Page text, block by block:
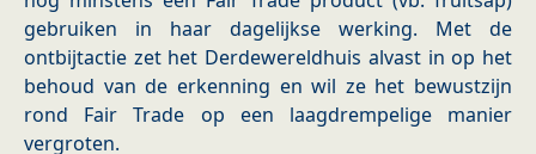
gebruiken in haar dagelijkse werking. Met de
ontbijtactie zet het Derdewereldhuis alvast in op het
behoud van de erkenning en wil ze het bewustzijn
rond Fair Trade op een laagdrempelige manier
vergroten.